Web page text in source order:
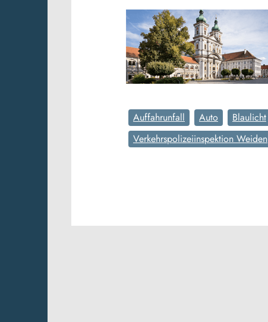
Auffahrunfall Auto Blaulicht
Verkehrspolizeiinspektion Weiden